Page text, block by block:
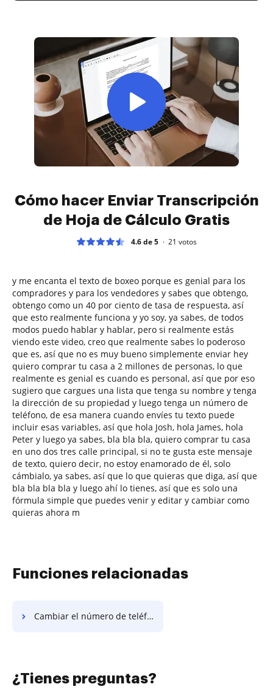
Cómo hacer Enviar Transcripción
de Hoja de Cálculo Gratis
4.6 de 5 21 votos
y me encanta el texto de boxeo porque es genial para los
compradores y para los vendedores y sabes que obtengo,
obtengo como un 40 por ciento de tasa de respuesta, así
que esto realmente funciona y yo soy, ya sabes, de todos
modos puedo hablar y hablar, pero si realmente estás
viendo este video, creo que realmente sabes lo poderoso
que es, así que no es muy bueno simplemente enviar hey
quiero comprar tu casa a 2 millones de personas, lo que
realmente es genial es cuando es personal, así que por eso
sugiero que cargues una lista que tenga su nombre y tenga
la dirección de su propiedad y luego tenga un número de
teléfono, de esa manera cuando envíes tu texto puede
incluir esas variables, así que hola Josh, hola James, hola
Peter y luego ya sabes, bla bla bla, quiero comprar tu casa
en uno dos tres calle principal, si no te gusta este mensaje
de texto, quiero decir, no estoy enamorado de él, solo
cámbialo, ya sabes, así que lo que quieras que diga, así que
bla bla bla bla y luego ahí lo tienes, así que es solo una
fórmula simple que puedes venir y editar y cambiar como
quieras ahora m
Funciones relacionadas
Cambiar el número de teléfono en el poder notarial
¿Tienes preguntas?